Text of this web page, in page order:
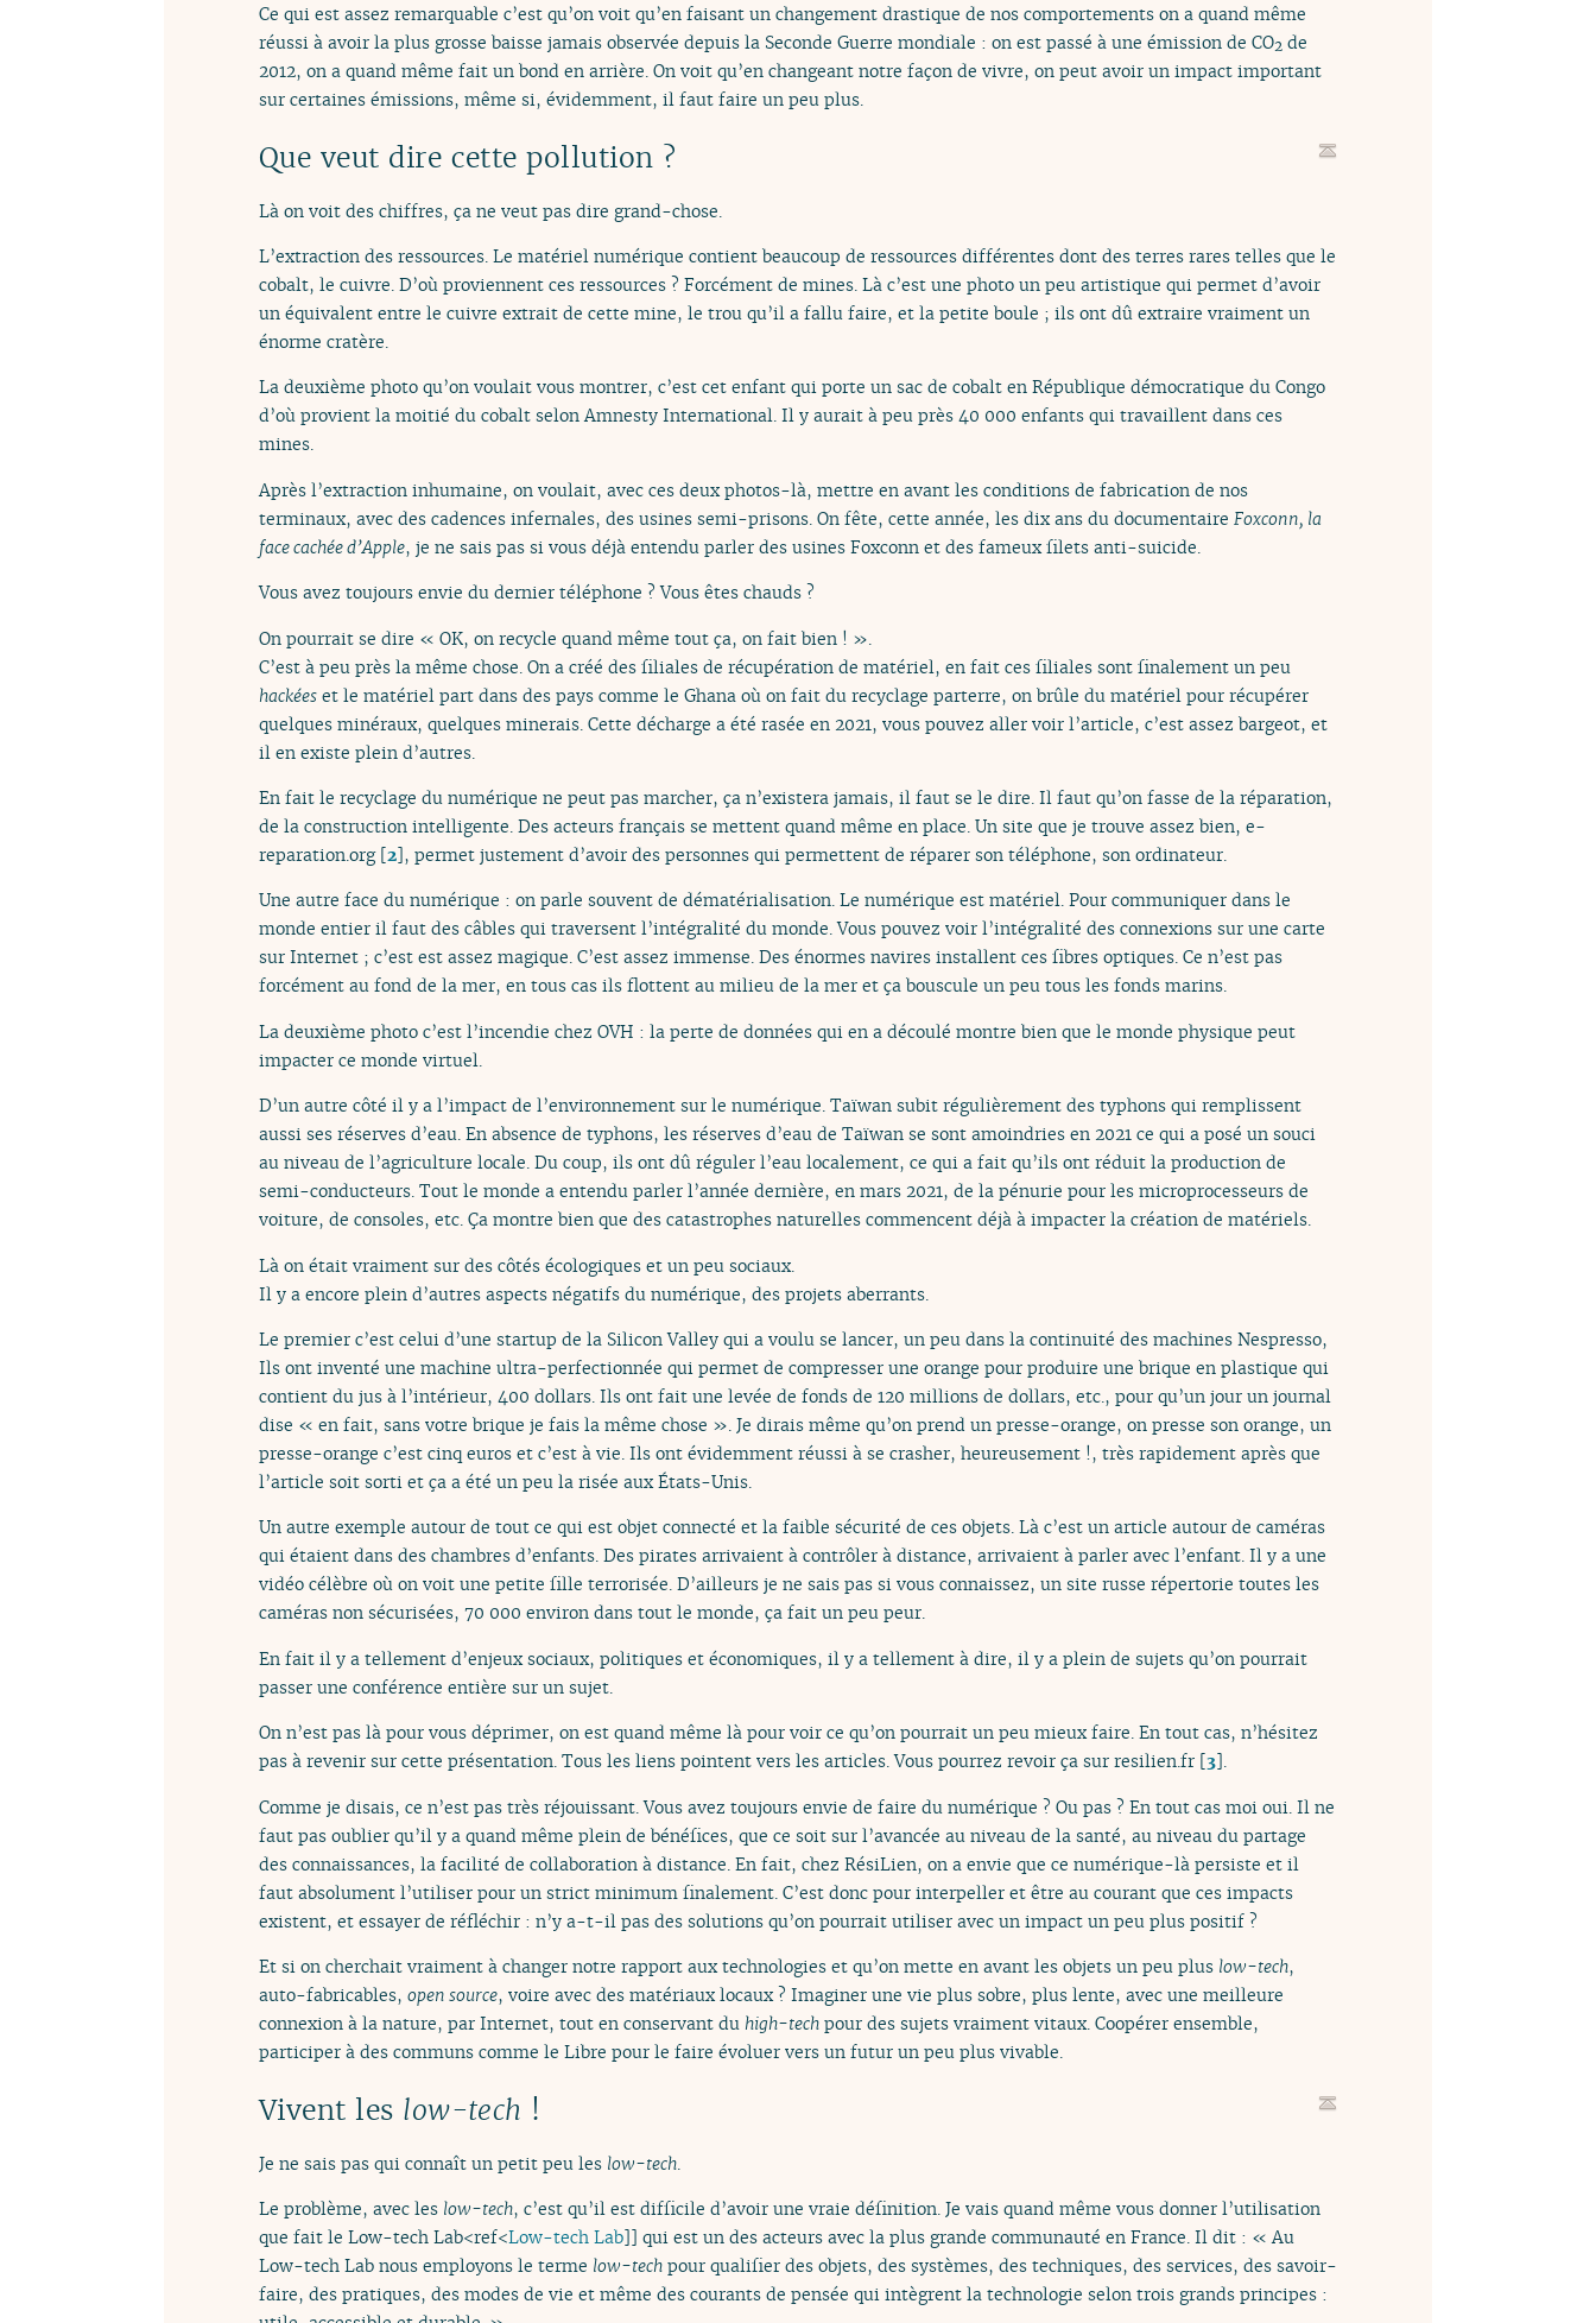
Ce qui est assez remarquable c’est qu’on voit qu’en faisant un changement drastique de nos comportements on a quand même
réussi à avoir la plus grosse baisse jamais observée depuis la Seconde Guerre mondiale : on est passé à une émission de CO2 de
2012, on a quand même fait un bond en arrière. On voit qu’en changeant notre façon de vivre, on peut avoir un impact important
sur certaines émissions, même si, évidemment, il faut faire un peu plus.
Que veut dire cette pollution ?
Là on voit des chiffres, ça ne veut pas dire grand-chose.
L’extraction des ressources. Le matériel numérique contient beaucoup de ressources différentes dont des terres rares telles que le
cobalt, le cuivre. D’où proviennent ces ressources ? Forcément de mines. Là c’est une photo un peu artistique qui permet d’avoir
un équivalent entre le cuivre extrait de cette mine, le trou qu’il a fallu faire, et la petite boule ; ils ont dû extraire vraiment un
énorme cratère.
La deuxième photo qu’on voulait vous montrer, c’est cet enfant qui porte un sac de cobalt en République démocratique du Congo
d’où provient la moitié du cobalt selon Amnesty International. Il y aurait à peu près 40 000 enfants qui travaillent dans ces
mines.
Après l’extraction inhumaine, on voulait, avec ces deux photos-là, mettre en avant les conditions de fabrication de nos
terminaux, avec des cadences infernales, des usines semi-prisons. On fête, cette année, les dix ans du documentaire Foxconn, la
face cachée d’Apple, je ne sais pas si vous déjà entendu parler des usines Foxconn et des fameux filets anti-suicide.
Vous avez toujours envie du dernier téléphone ? Vous êtes chauds ?
On pourrait se dire « OK, on recycle quand même tout ça, on fait bien ! ».
C’est à peu près la même chose. On a créé des filiales de récupération de matériel, en fait ces filiales sont finalement un peu
hackées et le matériel part dans des pays comme le Ghana où on fait du recyclage parterre, on brûle du matériel pour récupérer
quelques minéraux, quelques minerais. Cette décharge a été rasée en 2021, vous pouvez aller voir l’article, c’est assez bargeot, et
il en existe plein d’autres.
En fait le recyclage du numérique ne peut pas marcher, ça n’existera jamais, il faut se le dire. Il faut qu’on fasse de la réparation,
de la construction intelligente. Des acteurs français se mettent quand même en place. Un site que je trouve assez bien, e-
reparation.org[2], permet justement d’avoir des personnes qui permettent de réparer son téléphone, son ordinateur.
Une autre face du numérique : on parle souvent de dématérialisation. Le numérique est matériel. Pour communiquer dans le
monde entier il faut des câbles qui traversent l’intégralité du monde. Vous pouvez voir l’intégralité des connexions sur une carte
sur Internet ; c’est est assez magique. C’est assez immense. Des énormes navires installent ces fibres optiques. Ce n’est pas
forcément au fond de la mer, en tous cas ils flottent au milieu de la mer et ça bouscule un peu tous les fonds marins.
La deuxième photo c’est l’incendie chez OVH : la perte de données qui en a découlé montre bien que le monde physique peut
impacter ce monde virtuel.
D’un autre côté il y a l’impact de l’environnement sur le numérique. Taïwan subit régulièrement des typhons qui remplissent
aussi ses réserves d’eau. En absence de typhons, les réserves d’eau de Taïwan se sont amoindries en 2021 ce qui a posé un souci
au niveau de l’agriculture locale. Du coup, ils ont dû réguler l’eau localement, ce qui a fait qu’ils ont réduit la production de
semi-conducteurs. Tout le monde a entendu parler l’année dernière, en mars 2021, de la pénurie pour les microprocesseurs de
voiture, de consoles, etc. Ça montre bien que des catastrophes naturelles commencent déjà à impacter la création de matériels.
Là on était vraiment sur des côtés écologiques et un peu sociaux.
Il y a encore plein d’autres aspects négatifs du numérique, des projets aberrants.
Le premier c’est celui d’une startup de la Silicon Valley qui a voulu se lancer, un peu dans la continuité des machines Nespresso,
Ils ont inventé une machine ultra-perfectionnée qui permet de compresser une orange pour produire une brique en plastique qui
contient du jus à l’intérieur, 400 dollars. Ils ont fait une levée de fonds de 120 millions de dollars, etc., pour qu’un jour un journal
dise « en fait, sans votre brique je fais la même chose ». Je dirais même qu’on prend un presse-orange, on presse son orange, un
presse-orange c’est cinq euros et c’est à vie. Ils ont évidemment réussi à se crasher, heureusement !, très rapidement après que
l’article soit sorti et ça a été un peu la risée aux États-Unis.
Un autre exemple autour de tout ce qui est objet connecté et la faible sécurité de ces objets. Là c’est un article autour de caméras
qui étaient dans des chambres d’enfants. Des pirates arrivaient à contrôler à distance, arrivaient à parler avec l’enfant. Il y a une
vidéo célèbre où on voit une petite fille terrorisée. D’ailleurs je ne sais pas si vous connaissez, un site russe répertorie toutes les
caméras non sécurisées, 70 000 environ dans tout le monde, ça fait un peu peur.
En fait il y a tellement d’enjeux sociaux, politiques et économiques, il y a tellement à dire, il y a plein de sujets qu’on pourrait
passer une conférence entière sur un sujet.
On n’est pas là pour vous déprimer, on est quand même là pour voir ce qu’on pourrait un peu mieux faire. En tout cas, n’hésitez
pas à revenir sur cette présentation. Tous les liens pointent vers les articles. Vous pourrez revoir ça sur resilien.fr [3].
Comme je disais, ce n’est pas très réjouissant. Vous avez toujours envie de faire du numérique ? Ou pas ? En tout cas moi oui. Il ne
faut pas oublier qu’il y a quand même plein de bénéfices, que ce soit sur l’avancée au niveau de la santé, au niveau du partage
des connaissances, la facilité de collaboration à distance. En fait, chez RésiLien, on a envie que ce numérique-là persiste et il
faut absolument l’utiliser pour un strict minimum finalement. C’est donc pour interpeller et être au courant que ces impacts
existent, et essayer de réfléchir : n’y a-t-il pas des solutions qu’on pourrait utiliser avec un impact un peu plus positif ?
Et si on cherchait vraiment à changer notre rapport aux technologies et qu’on mette en avant les objets un peu plus low-tech,
auto-fabricables, open source, voire avec des matériaux locaux ? Imaginer une vie plus sobre, plus lente, avec une meilleure
connexion à la nature, par Internet, tout en conservant du high-tech pour des sujets vraiment vitaux. Coopérer ensemble,
participer à des communs comme le Libre pour le faire évoluer vers un futur un peu plus vivable.
Vivent les low-tech !
Je ne sais pas qui connaît un petit peu les low-tech.
Le problème, avec les low-tech, c’est qu’il est difficile d’avoir une vraie définition. Je vais quand même vous donner l’utilisation
que fait le Low-tech Lab<ref<Low-tech Lab]] qui est un des acteurs avec la plus grande communauté en France. Il dit : « Au
Low-tech Lab nous employons le terme low-tech pour qualifier des objets, des systèmes, des techniques, des services, des savoir-
faire, des pratiques, des modes de vie et même des courants de pensée qui intègrent la technologie selon trois grands principes :